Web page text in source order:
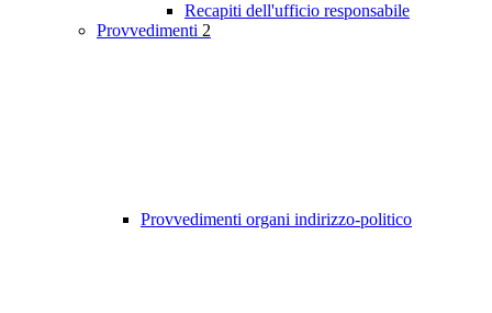
Recapiti dell'ufficio responsabile
Provvedimenti 2
Provvedimenti organi indirizzo-politico